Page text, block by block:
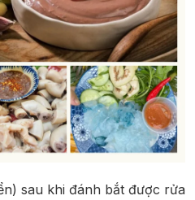
sau khi đánh bắt được rửa